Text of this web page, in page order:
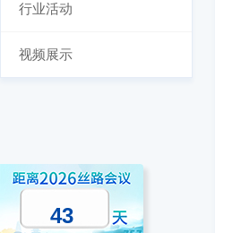
行业活动
视频展示
43